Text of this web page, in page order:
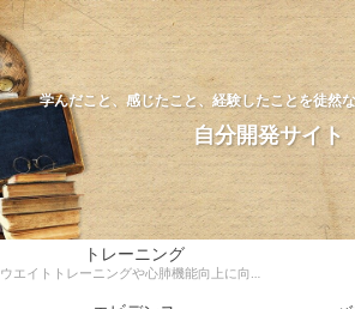
学んだこと、感じたこと、経験したことを徒然
自分開発サイト
トレーニング
ウエイトトレーニングや心肺機能向上に向けたトレーニング方法、ダイエットなどトレーニングに関する様々な情報を科学的根拠をもとに解説